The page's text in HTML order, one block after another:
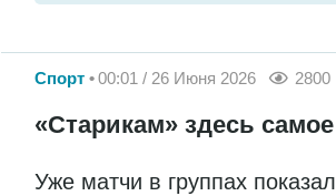
Спорт 00:01 / 26 Июня 2026 2800
«Старикам» здесь
Уже матчи в группах